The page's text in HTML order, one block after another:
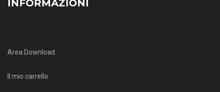
INFORMAZIONI
Area Download
Il mio carrello